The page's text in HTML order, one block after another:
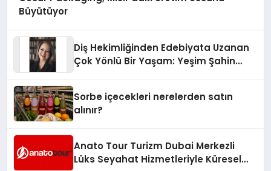
Büyütüyor
Diş Hekimliğinden Edebiyata Uzanan
Çok Yönlü Bir Yaşam: Yeşim Şahin
Sorbe içecekleri nerelerden satın
alınır?
Anato Tour Turizm Dubai Merkezli
Lüks Seyahat Hizmetleriyle Küresel